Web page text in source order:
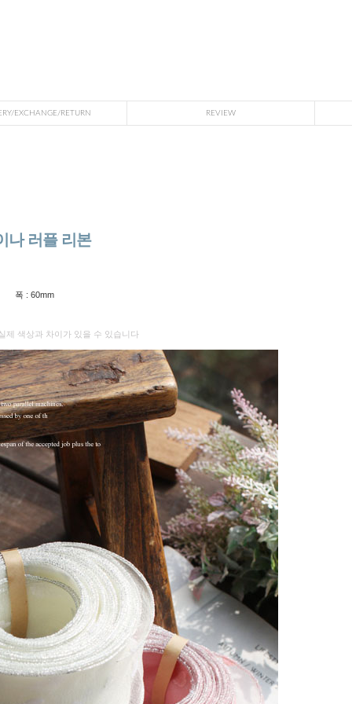
EXCHANGE/RETURN REVIEW
나 러플 리본
폭 : 60mm
제 색상과 차이가 있을 수 있습니다